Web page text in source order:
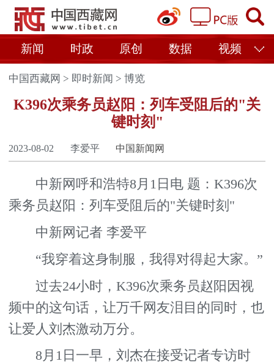
新闻 时政 原创 数据 视频
中国西藏网 > 即时新闻 >博览
K396次乘务员赵阳：列车受阻后的"关
键时刻"
2023-08-02 李爱平 中国新闻网
中新网呼和浩特8月1日电 题：K396次
乘务员赵阳：列车受阻后的"关键时刻"
中新网记者 李爱平
“我穿着这身制服，我得对得起大家。”
过去24小时，K396次乘务员赵阳因视
频中的这句话，让万千网友泪目的同时，也
让爱人刘杰激动万分。
8月1日一早，刘杰在接受记者专访时